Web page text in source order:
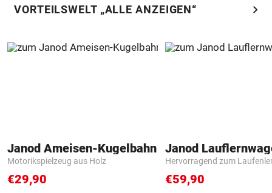
VORTEILSWELT „ALLE ANZEIGEN“ chevron_right
Janod Ameisen-Kugelbahn
Motorikspielzeug aus Holz
€29,90
Janod
Hervorragend zum
€59,90